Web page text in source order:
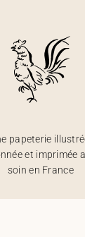
papeterie
et imprimée
soin en France